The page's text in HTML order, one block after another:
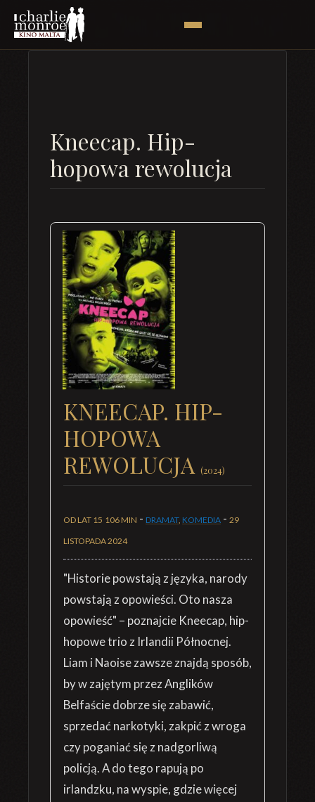
Kneecap. Hip-
hopowa rewolucja
KNEECAP. HIP-
HOPOWA
REWOLUCJA (2024)
OD LAT 15 106 MIN - DRAMAT, KOMEDIA - 29
LISTOPADA 2024
"Historie powstają z języka, narody
powstają z opowieści. Oto nasza
opowieść" – poznajcie Kneecap, hip-
hopowe trio z Irlandii Północnej.
Liam i Naoise zawsze znajdą sposób,
by w zajętym przez Anglików
Belfaście dobrze się zabawić,
sprzedać narkotyki, zakpić z wroga
czy poganiać się z nadgorliwą
policją. A do tego rapują po
irlandzku, na wyspie, gdzie więcej